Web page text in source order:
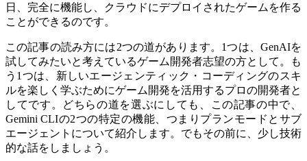
日、完全に機能し、クラウドにデプロイされたゲームを作る
ことができるのです。
この記事の読み方には2つの道があります。1つは、GenAIを
試してみたいと考えているゲーム開発者志望の方として。も
う1つは、新しいエージェンティック・コーディングのスキ
ルを楽しく学ぶためにゲーム開発を活用するプロの開発者と
してです。どちらの道を選ぶにしても、この記事の中で、
Gemini CLIの2つの特定の機能、つまりプランモードとサブ
エージェントについて紹介します。でもその前に、少し技術
的な話をしましょう。